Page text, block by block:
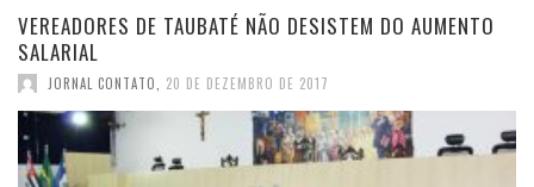
VEREADORES DE TAUBATÉ NÃO DESISTEM DO AUMENTO
SALARIAL
JORNAL CONTATO 20 DE DEZEMBRO DE 2017